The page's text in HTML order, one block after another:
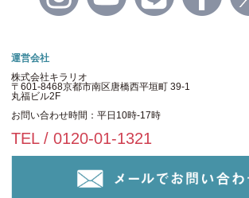
運営会社
株式会社キラリオ
〒601-8468京都市南区唐橋西平垣町 39-1
丸福ビル2F
お問い合わせ時間：平日10時-17時
TEL / 0120-01-1321